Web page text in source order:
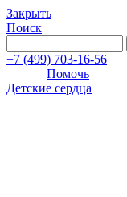
Закрыть
Поиск
+7 (499) 703-16-56
Помочь
Детские сердца